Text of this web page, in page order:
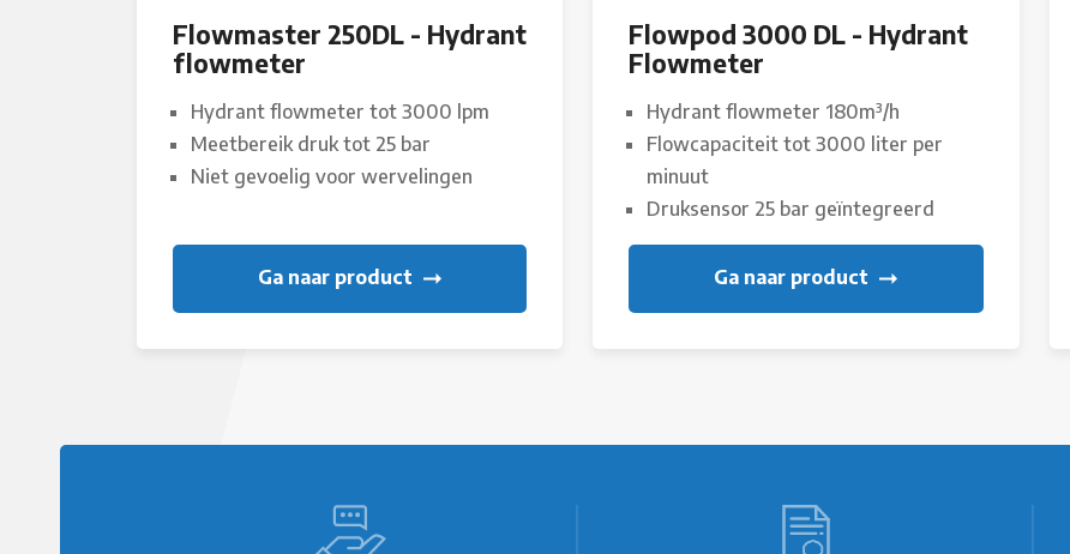
Flowmaster 250DL - Hydrant
flowmeter
Hydrant flowmeter tot 3000 lpm
Meetbereik druk tot 25 bar
Niet gevoelig voor wervelingen
Ga naar product
Flowpod 3000 DL - Hydrant
Flowmeter
Hydrant flowmeter 180m³/h
Flowcapaciteit tot 3000 liter per
minuut
Druksensor 25 bar geïntegreerd
Ga naar product